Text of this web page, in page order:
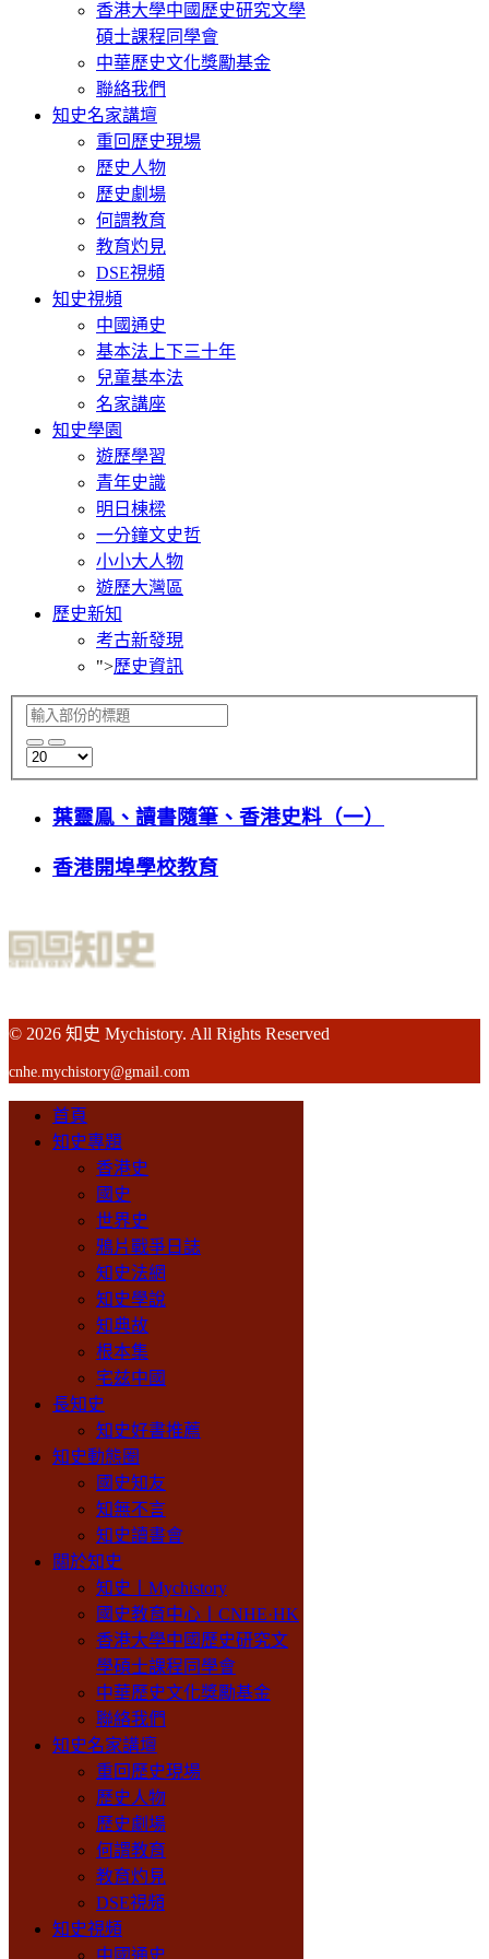
香港大學中國歷史研究文學
碩士課程同學會
中華歷史文化獎勵基金
聯絡我們
知史名家講壇
重回歷史現場
歷史人物
歷史劇場
何謂教育
教育灼見
DSE視頻
知史視頻
中國通史
基本法上下三十年
兒童基本法
名家講座
知史學園
遊歷學習
青年史識
明日棟樑
一分鐘文史哲
小小大人物
遊歷大灣區
歷史新知
考古新發現
">歷史資訊
葉靈鳯、讀書隨筆、香港史料（一）
香港開埠學校教育
© 2026 知史 Mychistory. All Rights Reserved
cnhe.mychistory@gmail.com
首頁
知史專題
香港史
國史
世界史
鴉片戰爭日誌
知史法網
知史學說
知典故
根本集
宅兹中國
長知史
知史好書推薦
知史動態圈
國史知友
知無不言
知史讀書會
關於知史
知史丨Mychistory
國史教育中心丨CNHE·HK
香港大學中國歷史研究文
學碩士課程同學會
中華歷史文化獎勵基金
聯絡我們
知史名家講壇
重回歷史現場
歷史人物
歷史劇場
何謂教育
教育灼見
DSE視頻
知史視頻
中國通史